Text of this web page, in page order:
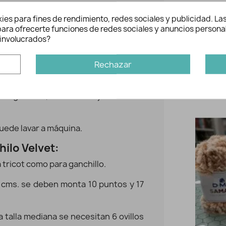
cálido y suave, con
especial del hilo lo hace muy
Está disponible en una gama de
y modernos, desde pasteles
intensos y ricos.
lavar a máquina.
Velvet:
tricot como para ganchillo.
se deben monta 10 puntos y 17
talla mediana se necesitan 6 ovillos
Marca:
Lejía
No utilizar
para fines de rendimiento, redes sociales y publicidad.
ofrecerte funciones de redes sociales y anuncios
Rechazar